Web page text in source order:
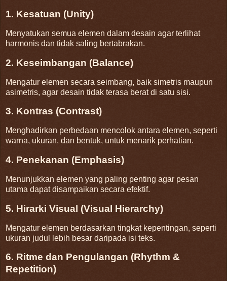
1. Kesatuan (Unity)
Menyatukan semua elemen dalam desain agar terlihat
harmonis dan tidak saling bertabrakan.
2. Keseimbangan (Balance)
Mengatur elemen secara seimbang, baik simetris maupun
asimetris, agar desain tidak terasa berat di satu sisi.
3. Kontras (Contrast)
Menghadirkan perbedaan mencolok antara elemen, seperti
warna, ukuran, dan bentuk, untuk menarik perhatian.
4. Penekanan (Emphasis)
Menunjukkan elemen yang paling penting agar pesan
utama dapat disampaikan secara efektif.
5. Hirarki Visual (Visual Hierarchy)
Mengatur elemen berdasarkan tingkat kepentingan, seperti
ukuran judul lebih besar daripada isi teks.
6. Ritme dan Pengulangan (Rhythm &
Repetition)